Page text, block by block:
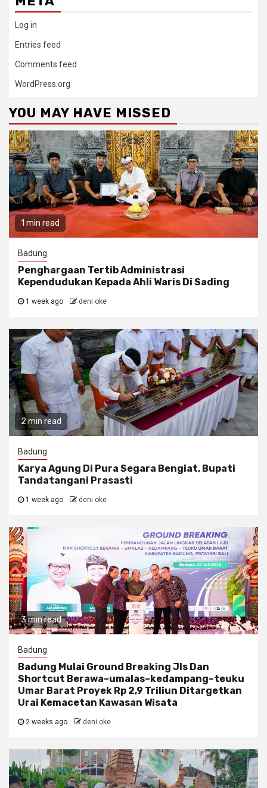
Log in
Entries feed
Comments feed
WordPress.org
YOU MAY HAVE MISSED
1 min read
Badung
Penghargaan Tertib Administrasi
Kependudukan Kepada Ahli Waris Di Sading
1 week ago deni oke
2 min read
Badung
Karya Agung Di Pura Segara Bengiat, Bupati
Tandatangani Prasasti
1 week ago deni oke
3 min read
Badung
Badung Mulai Ground Breaking Jls Dan
Shortcut Berawa–umalas–kedampang–teuku
Umar Barat Proyek Rp 2,9 Triliun Ditargetkan
Urai Kemacetan Kawasan Wisata
2 weeks ago deni oke